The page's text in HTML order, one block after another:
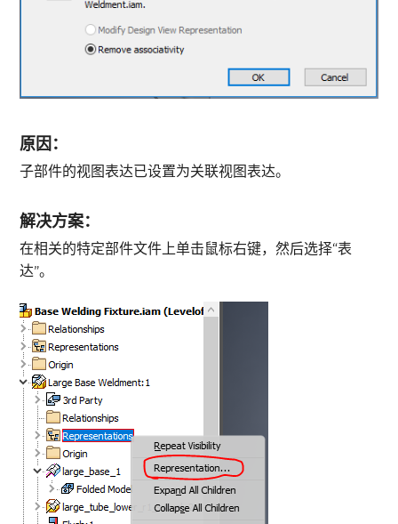
原因：
子部件的视图表达已设置为关联视图表达。
解决方案：
在相关的特定部件文件上单击鼠标右键，然后选择“表
达”。